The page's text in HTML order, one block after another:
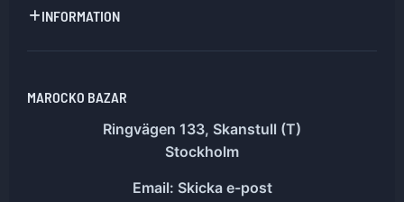
INFORMATION
MAROCKO BAZAR
Ringvägen 133, Skanstull (T)
Stockholm
Email: Skicka e-post